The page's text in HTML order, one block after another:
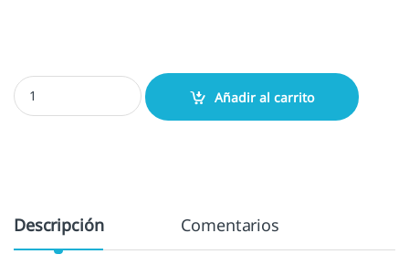
Almohadillas Shiny 843 / 853 cantidad
Añadir al carrito
Descripción Comentarios